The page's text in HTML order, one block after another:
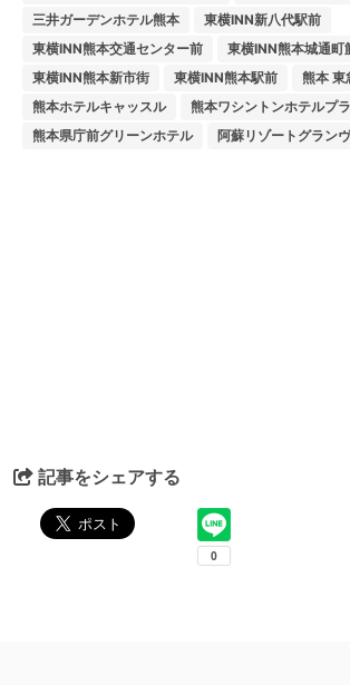
三井ガーデンホテル熊本
東横INN新八代駅前
東横INN熊本交通センター前
東横INN熊本城通町
東横INN熊本新市街
東横INN熊本駅前
熊本 東
熊本ホテルキャッスル
熊本ワシントンホテルプ
熊本県庁前グリーンホテル
阿蘇リゾートグラン
記事をシェアする